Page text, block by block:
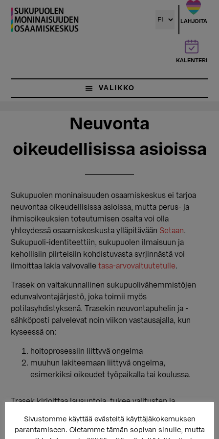
Hyppää
pääsisältöön
Hyppää
ensisijaiseen
sivupalkkiin
LAHJOITA
KALENTERI
VALIKKO
Neuvonta
oikeudellisissa asioissa
Sukupuolen moninaisuuden osaamiskeskus ei tarjoa
neuvontaa oikeudellisissa asioissa, mutta perus- ja
ihmisoikeuksien toteutumisen osalta voi olla
yhteydessä osaamiskeskusta ylläpitävään Setaan.
Sukupuoli-identiteettiin, sukupuolen ilmaisuun ja
kehollisiin piirteisiin kohdistuvasta syrjinnästä voi
ilmoittaa lakia valvovalletasa-arvovaltuutetulle.
Trasek on valtakunnallinen sukupuolivähemmistöjen
edunvalvontajärjestö, joka toimii myös
potilasyhdistyksenä. Trasekin neuvontapuhelin ja -
sähköposti palvelevat noin viikon vastausajalla, kun
kyseessä on:
hoitoprosessiin liittyvä ongelma
muuhun lakiteemaan liittyvä ongelma,
esimerkiksi oikeudet työpaikalla tai koulussa.
Trasek kirjoittaa lausuntoja, tukee valitusten ja
toimimisessa. Trasek tarjoaa myös tukihenkilöitä
lähetteenhakuun, transpolille tai työpaikoille. Trasekin
Sivustomme käyttää evästeitä käyttäjäkokemuksen
parantamiseen. Oletamme tämän sopivan sinulle, mutta